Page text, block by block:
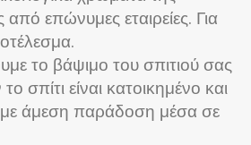
επώνυμες εταιρείες. Για
το βάψιμο του σπιτιού σας
σπίτι είναι κατοικημένο και
άμεση παράδοση μέσα σε